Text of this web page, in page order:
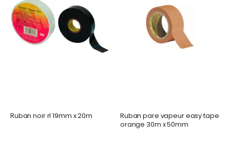
Ruban noir rl 19mm x 20m
Ruban pare vapeur easy tape
orange 30m x 50mm